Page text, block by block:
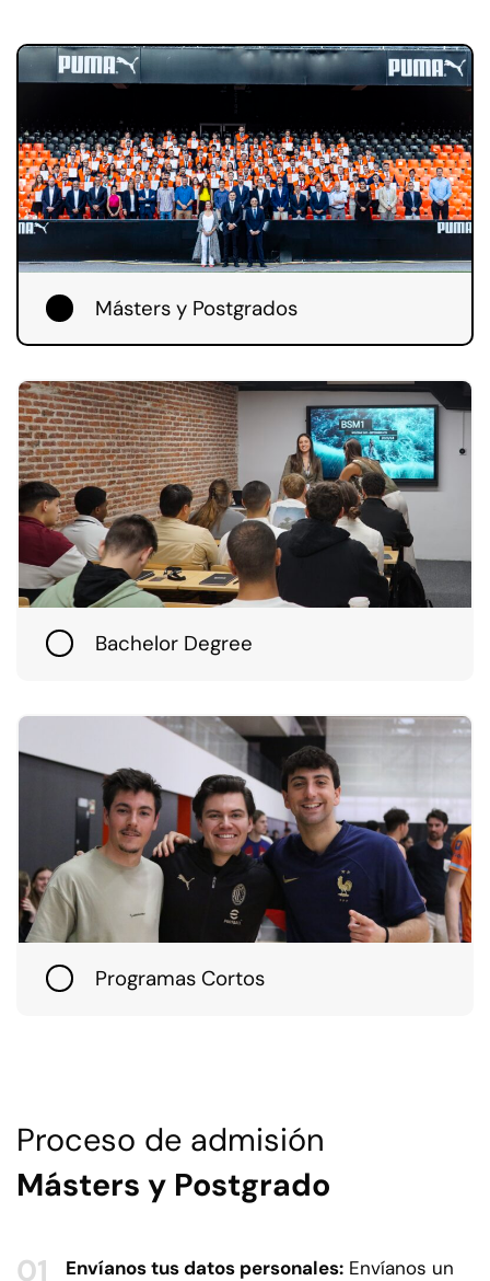
Másters y Postgrados
Bachelor Degree
Programas Cortos
Proceso de admisión
Másters y Postgrado
Envíanos tus datos personales: Envíanos un